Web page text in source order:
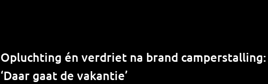
Opluchting én verdriet na brand camperstalling:
‘Daar gaat de vakantie’